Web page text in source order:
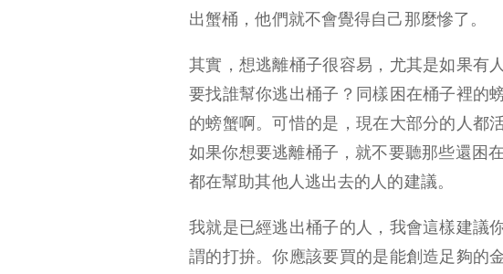
出蟹桶，他們就不會覺得自己那麼慘了。
其實，想逃離桶子很容易，尤其是如果有
要找誰幫你逃出桶子？同樣困在桶子裡的
的螃蟹啊。可惜的是，現在大部分的人都
如果你想要逃離桶子，就不要聽那些還
都在幫助其他人逃出去的人的建議。
我就是已經逃出桶子的人，我會這樣建議
謂的打拚。你應該要買的是能創造足夠的